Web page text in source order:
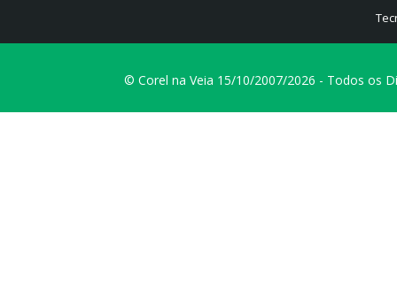
© Corel na Veia 15/10/2007/2026 - Todos os